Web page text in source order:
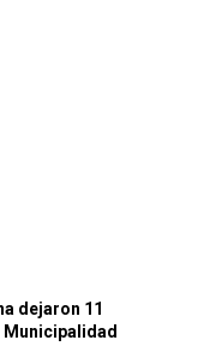
dejaron 11